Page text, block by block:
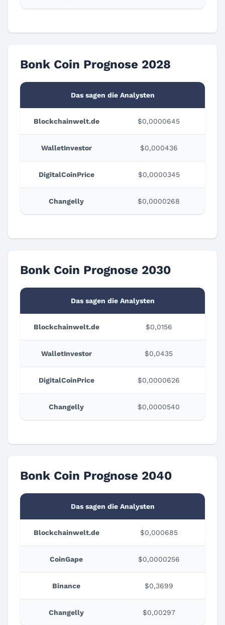
Bonk Coin Prognose 2028
Das sagen die Analysten
Blockchainwelt.de $0,0000645
WalletInvestor $0,000436
DigitalCoinPrice $0,0000345
Changelly $0,0000268
Bonk Coin Prognose 2030
Das sagen die Analysten
Blockchainwelt.de $0,0156
WalletInvestor $0,0435
DigitalCoinPrice $0,0000626
Changelly $0,0000540
Bonk Coin Prognose 2040
Das sagen die Analysten
Blockchainwelt.de $0,000685
CoinGape $0,0000256
Binance $0,3699
Changelly $0,00297